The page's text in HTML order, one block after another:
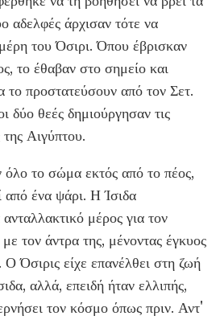
αδελφές άρχισαν τότε να
του Όσιρι. Όπου έβρισκαν
το έθαβαν στο σημείο και
το προστατεύσουν από τον Σετ.
δύο θεές δημιούργησαν τις
Αιγύπτου.
το σώμα εκτός από το πέος,
από ένα ψάρι. Η Ίσιδα
μέρος για τον
τον άντρα της, μένοντας έγκυος
Όσιρις είχε επανέλθει στη ζωή
αλλά, επειδή ήταν ελλιπής,
τον κόσμο όπως πριν. Αντ'